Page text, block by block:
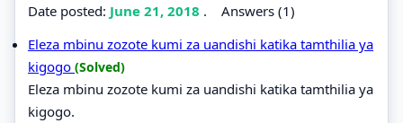
Date posted: June 21, 2018 . Answers (1)
Eleza mbinu zozote kumi za uandishi katika tamthilia ya
kigogo (Solved)
Eleza mbinu zozote kumi za uandishi katika tamthilia ya
kigogo.